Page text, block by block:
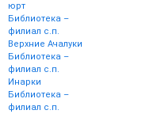
юрт
Библиотека –
филиал с.п.
Верхние Ачалуки
Библиотека –
филиал с.п.
Инарки
Библиотека –
филиал с.п.